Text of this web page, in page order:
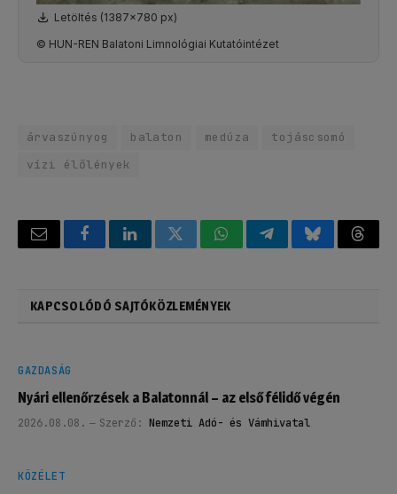
Letöltés (1387x780 px)
© HUN-REN Balatoni Limnológiai Kutatóintézet
árvaszúnyog balaton medúza
tojáscsomó
vízi élőlények
Email FacebookLinkedInTwitterWhatsAppTelegramBluesky
KAPCSOLÓDÓ SAJTÓKÖZLEMÉNYEK
GAZDASÁG
Nyári ellenőrzések a Balatonnál – az első félidő végén
2026.08.08. Szerző: Nemzeti Adó- és Vámhivatal
KÖZÉLET